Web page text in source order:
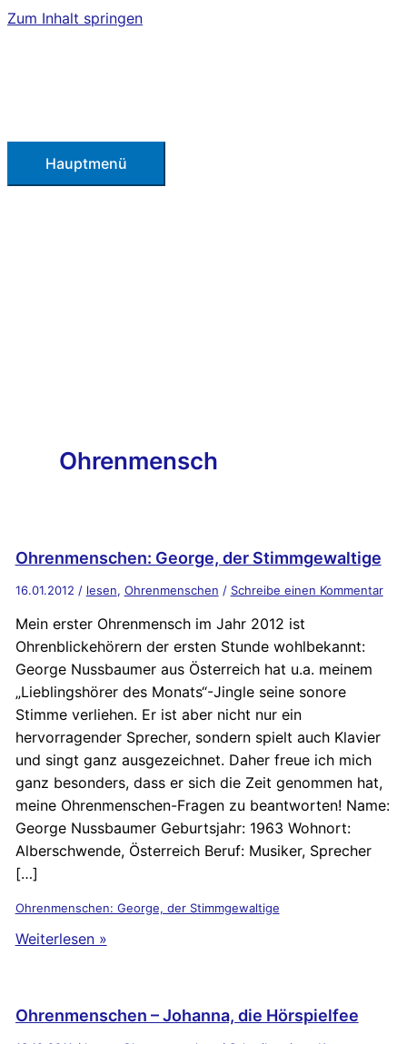
Zum Inhalt springen
Hauptmenü
Ohrenmensch
Ohrenmenschen: George, der Stimmgewaltige
16.01.2012 / lesen, Ohrenmenschen / Schreibe einen Kommentar
Mein erster Ohrenmensch im Jahr 2012 ist
Ohrenblickehörern der ersten Stunde wohlbekannt:
George Nussbaumer aus Österreich hat u.a. meinem
„Lieblingshörer des Monats“-Jingle seine sonore
Stimme verliehen. Er ist aber nicht nur ein
hervorragender Sprecher, sondern spielt auch Klavier
und singt ganz ausgezeichnet. Daher freue ich mich
ganz besonders, dass er sich die Zeit genommen hat,
meine Ohrenmenschen-Fragen zu beantworten! Name:
George Nussbaumer Geburtsjahr: 1963 Wohnort:
Alberschwende, Österreich Beruf: Musiker, Sprecher
[…]
Ohrenmenschen: George, der Stimmgewaltige
Weiterlesen »
Ohrenmenschen – Johanna, die Hörspielfee